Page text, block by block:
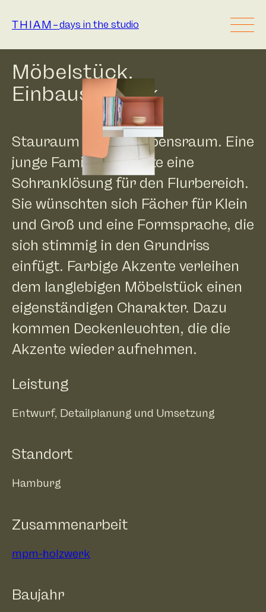
InhaltTHIAM –days in the studio
Möbelstück,
Einbauschrank
Stauraum schafft Lebensraum. Eine
junge Familie brauchte eine
Schranklösung für den Flurbereich.
Sie wünschten sich Fächer für Klein
und Groß und eine Formsprache, die
sich stimmig in den Grundriss
einfügt. Farbige Akzente verleihen
dem langlebigen Möbelstück einen
eigenständigen Charakter. Dazu
kommen Deckenleuchten, die die
Akzente wieder aufnehmen.
Leistung
Entwurf, Detailplanung und Umsetzung
Standort
Hamburg
Zusammenarbeit
mpm-holzwerk
Baujahr